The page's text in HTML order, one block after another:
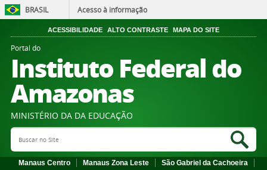
BRASIL Acesso à informação
ACESSIBILIDADE ALTO CONTRASTE MAPA DO SITE
Portal do
Instituto Federal do
Amazonas
MINISTÉRIO DA DA EDUCAÇÃO
Search Site
Manaus Centro Manaus Zona Leste
São Gabriel da Cachoeira